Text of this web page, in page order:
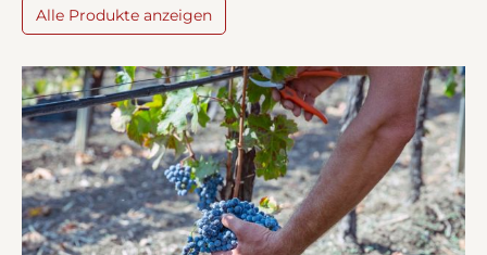
Alle Produkte anzeigen